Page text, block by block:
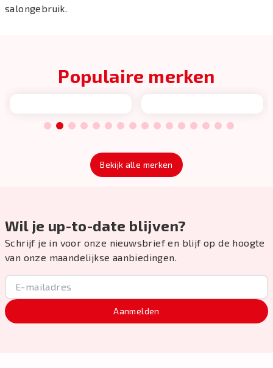
salongebruik.
Populaire merken
1 2 3 4 5 6 7 8 9 10 11 12 13 14 15 16
Bekijk alle merken
Wil je up-to-date blijven?
Schrijf je in voor onze nieuwsbrief en blijf op de hoogte
van onze maandelijkse aanbiedingen.
Aanmelden